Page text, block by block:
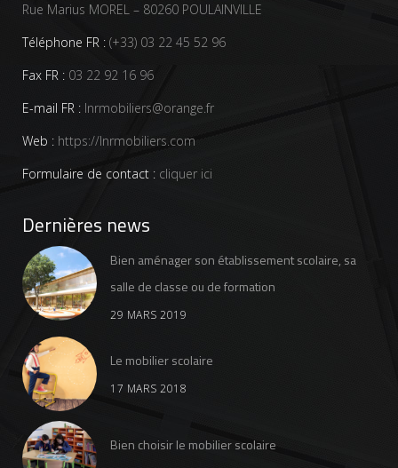
Rue Marius MOREL – 80260 POULAINVILLE
Téléphone FR : (+33) 03 22 45 52 96
Fax FR : 03 22 92 16 96
E-mail FR : lnrmobiliers@orange.fr
Web : https://lnrmobiliers.com
Formulaire de contact : cliquer ici
Dernières news
Bien aménager son établissement scolaire, sa
salle de classe ou de formation
29 MARS 2019
Le mobilier scolaire
17 MARS 2018
Bien choisir le mobilier scolaire